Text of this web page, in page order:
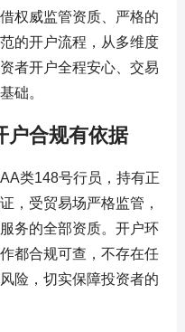
权威监管资质、严格的
的开户流程，从多维度
者开户全程安心、交易
础。
户合规有依据
类148号行员，持有正
，受贸易场严格监管，
务的全部资质。开户环
都合规可查，不存在任
险，切实保障投资者的